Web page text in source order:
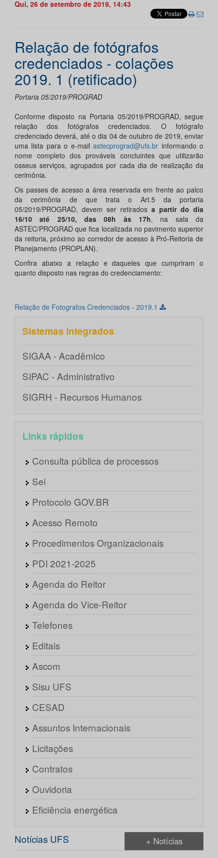
Qui, 26 de setembro de 2019, 14:43
Relação de fotógrafos
credenciados - colações
2019. 1 (retificado)
Portaria 05/2019/PROGRAD
Conforme disposto na Portaria 05/2019/PROGRAD, segue
relação dos fotógrafos credenciados. O fotógrafo
credenciado deverá, até o dia 04 de outubro de 2019, enviar
uma lista para o e-mailastecprograd@ufs.br informando o
nome completo dos prováveis concluintes que utilizarão
osseus serviços, agrupados por cada dia de realização da
cerimônia.
Os passes de acesso a área reservada em frente ao palco
da cerimônia de que trata o Art.5 da portaria
05/2019/PROGRAD, devem ser retirados a partir do dia
16/10 até 25/10, das 08h às 17h, na sala da
ASTEC/PROGRAD que fica localizada no pavimento superior
da reitoria, próximo ao corredor de acesso à Pró-Reitoria de
Planejamento (PROPLAN).
Confira abaixo a relação e daqueles que cumpriram o
quanto disposto nas regras do credenciamento:
Relação de Fotografos Credenciados - 2019.1
Sistemas integrados
SIGAA - Acadêmico
SIPAC - Administrativo
SIGRH - Recursos Humanos
Links rápidos
Consulta pública de processos
Sei
Protocolo GOV.BR
Acesso Remoto
Procedimentos Organizacionais
PDI 2021-2025
Agenda do Reitor
Agenda do Vice-Reitor
Telefones
Editais
Ascom
Sisu UFS
CESAD
Assuntos Internacionais
Licitações
Contratos
Ouvidoria
Eficiência energética
Notícias UFS + Notícias